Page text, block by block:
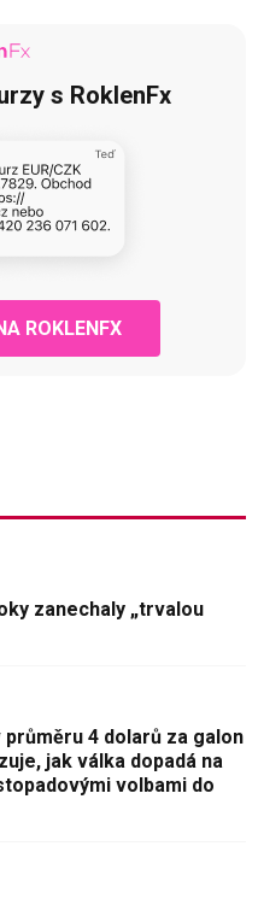
s RoklenFx
ROKLENFX
zanechaly „trvalou
průměru 4 dolarů za galon
jak válka dopadá na
volbami do